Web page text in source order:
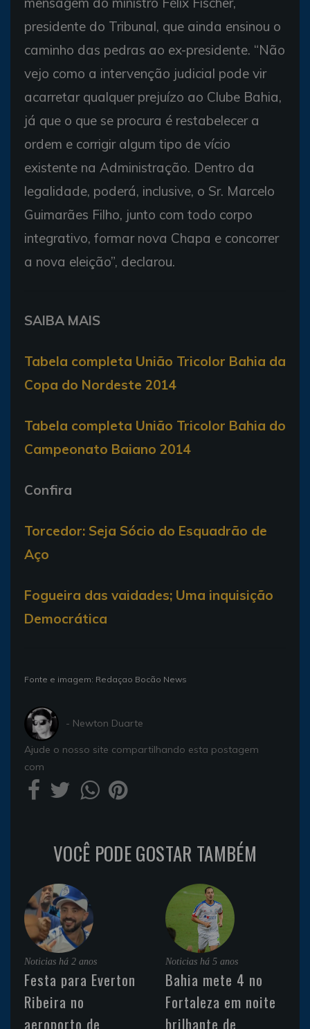
presidente do Tribunal, que ainda ensinou o
caminho das pedras ao ex-presidente. “Não
vejo como a intervenção judicial pode vir
acarretar qualquer prejuízo ao Clube Bahia,
já que o que se procura é restabelecer a
ordem e corrigir algum tipo de vício
existente na Administração. Dentro da
legalidade, poderá, inclusive, o Sr. Marcelo
Guimarães Filho, junto com todo corpo
integrativo, formar nova Chapa e concorrer
a nova eleição”, declarou.
SAIBA MAIS
Tabela completa União Tricolor Bahia da
Copa do Nordeste 2014
Tabela completa União Tricolor Bahia do
Campeonato Baiano 2014
Confira
Torcedor: Seja Sócio do Esquadrão de
Aço
Fogueira das vaidades; Uma inquisição
Democrática
Fonte e imagem: Redaçao Bocão News
- Newton Duarte
Ajude o nosso site compartilhando esta postagem
com
VOCÊ PODE GOSTAR TAMBÉM
Noticias há 2 anos
Festa para Everton
Ribeira no
aeroporto de
Noticias há 5 anos
Bahia mete 4 no
Fortaleza em noite
brilhante de